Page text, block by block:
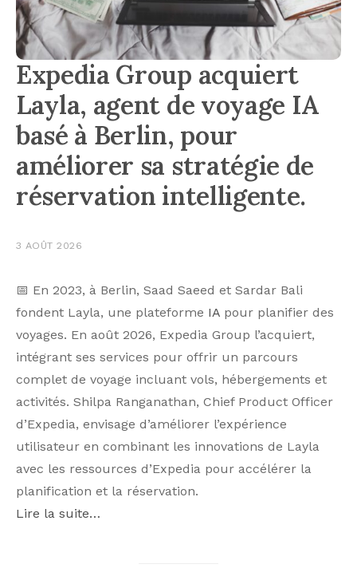
Expedia Group acquiert
Layla, agent de voyage IA
basé à Berlin, pour
améliorer sa stratégie de
réservation intelligente.
3 AOÛT 2026
📅 En 2023, à Berlin, Saad Saeed et Sardar Bali
fondent Layla, une plateforme IA pour planifier des
voyages. En août 2026, Expedia Group l’acquiert,
intégrant ses services pour offrir un parcours
complet de voyage incluant vols, hébergements et
activités. Shilpa Ranganathan, Chief Product Officer
d’Expedia, envisage d’améliorer l’expérience
utilisateur en combinant les innovations de Layla
avec les ressources d’Expedia pour accélérer la
planification et la réservation.
Lire la suite…